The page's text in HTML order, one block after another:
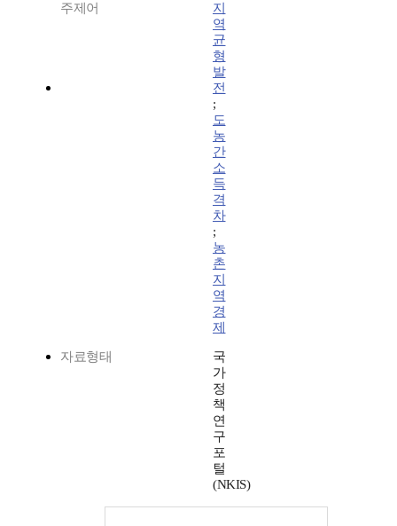
주제어
지
역
균
형
발
전
;
도
농
간
소
득
격
차
;
농
촌
지
역
경
제
자료형태
국
가
정
책
연
구
포
털
(NKIS)